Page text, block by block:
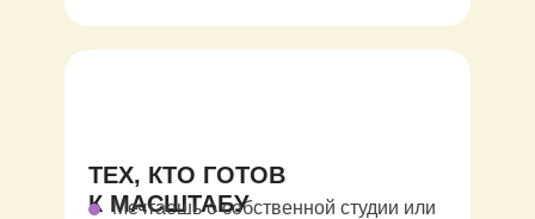
ТЕХ, КТО ГОТОВ
К МАСШТАБУ
Мечтаешь о собственной студии или